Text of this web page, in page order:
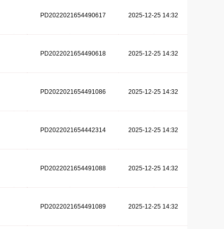
PD2022021654490617 2025-12-25 14:32
PD2022021654490618 2025-12-25 14:32
PD2022021654491086 2025-12-25 14:32
PD2022021654442314 2025-12-25 14:32
PD2022021654491088 2025-12-25 14:32
PD2022021654491089 2025-12-25 14:32